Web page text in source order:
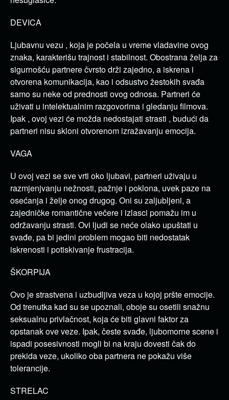
DEVICA
Ljubavnu vezu , koja je počela u vreme vladavine ovog
znaka, karakterišu trajnost i stabilnost. Obostrana želja za
sigurnošću partnere čvrsto drži zajedno, a iskrena i
otvorena komunikacija, kao i odsustvo žestokih svađa
samo su neke od prednosti ovog odnosa. Partneri će
uživati u intelektualnim razgovorima i gledanju filmova.
Ipak , ovoj vezi će možda nedostajati strasti , budući da
partneri nisu skloni otvorenom izražavanju emocija.
VAGA
U ovoj vezi se sve vrti oko ljubavi, partneri uživaju u
razmjenjvanju nežnosti, pažnje i poklona, uvek paze na
osećanja i želje onog drugog. Oni su zaljubljeni, a
zajedničke romantične večere i izlasci pomažu im u
održavanju strasti. Ovi ljudi se neće olako upuštati u
svađe, pa bi jedini problem mogao biti nedostatak
iskrenosti i potiskivanje frustracija.
ŠKORPIJA
Ovo je strastvena i uzbudljiva veza u kojoj pršte emocije.
Od trenutka kad su se upoznali, oboje su osetili snažnu
seksualnu privlačnost, koja će biti glavni faktor za
opstanak ove veze. Ipak, česte svađe, ljubomorne scene i
ispadi posesivnosti mogli bi na kraju dovesti čak do
prekida veze, ukoliko oba partnera ne pokažu više
tolerancije.
STRELAC